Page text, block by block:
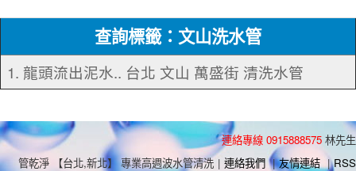
查詢標籤：文山洗水管
1. 龍頭流出泥水.. 台北 文山 萬盛街 清洗水管
連絡專線 0915888575 林先生
管乾淨 【台北,新北】 專業高週波水管清洗 | 連絡我們 | 友情連結 | RSS